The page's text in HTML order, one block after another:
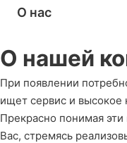
О нас
О нашей
При появлении
ищет сервис и высокое
Прекрасно понимая
Вас, стремясь